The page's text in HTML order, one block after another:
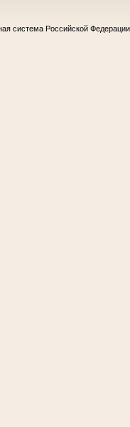
система Российской